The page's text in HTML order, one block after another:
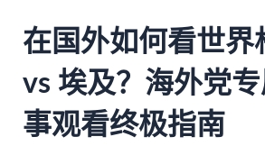
在国外如何看世界
vs 埃及？海外党
事观看终极指南